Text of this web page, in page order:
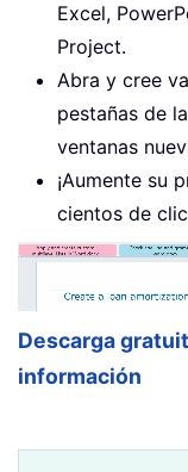
Excel,
Project.
Abra y cree
pestañas de
ventanas
¡Aumente su
cientos de
Descarga
información